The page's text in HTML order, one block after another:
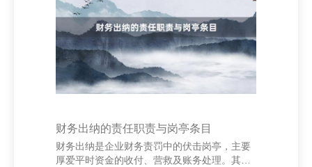
财务出纳的责任职责与岗亭条目
财务出纳是企业财务责罚中的伏击岗亭，主要
厚爱平时资金的收付、营救及账务处理。其责